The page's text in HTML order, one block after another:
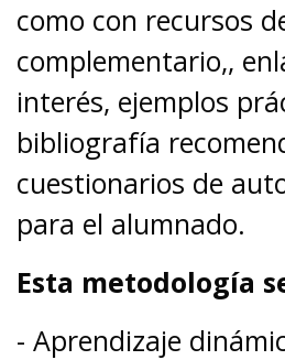
como con recursos
complementario,,
interés, ejemplos
bibliografía
cuestionarios de
para el alumnado.
Esta metodología
- Aprendizaje